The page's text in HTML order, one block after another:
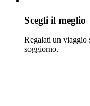
Scegli il meglio
Regalati un viaggio
soggiorno.